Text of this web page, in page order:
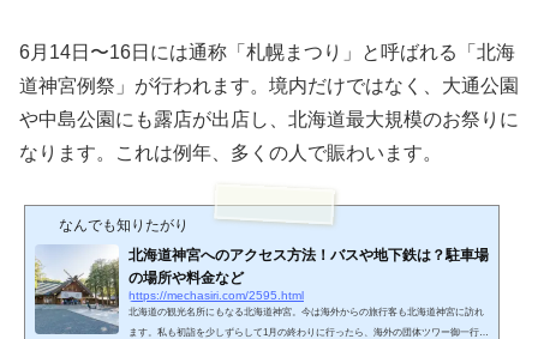
6月14日〜16日には通称「札幌まつり」と呼ばれる「北海
道神宮例祭」が行われます。境内だけではなく、大通公園
や中島公園にも露店が出店し、北海道最大規模のお祭りに
なります。これは例年、多くの人で賑わいます。
なんでも知りたがり
北海道神宮へのアクセス方法！バスや地下鉄は？駐車場
の場所や料金など
https://mechasiri.com/2595.html
北海道の観光名所にもなる北海道神宮。今は海外からの旅行客も北海道神宮に訪れ
ます。私も初詣を少しずらして1月の終わりに行ったら、海外の団体ツワー御一行様